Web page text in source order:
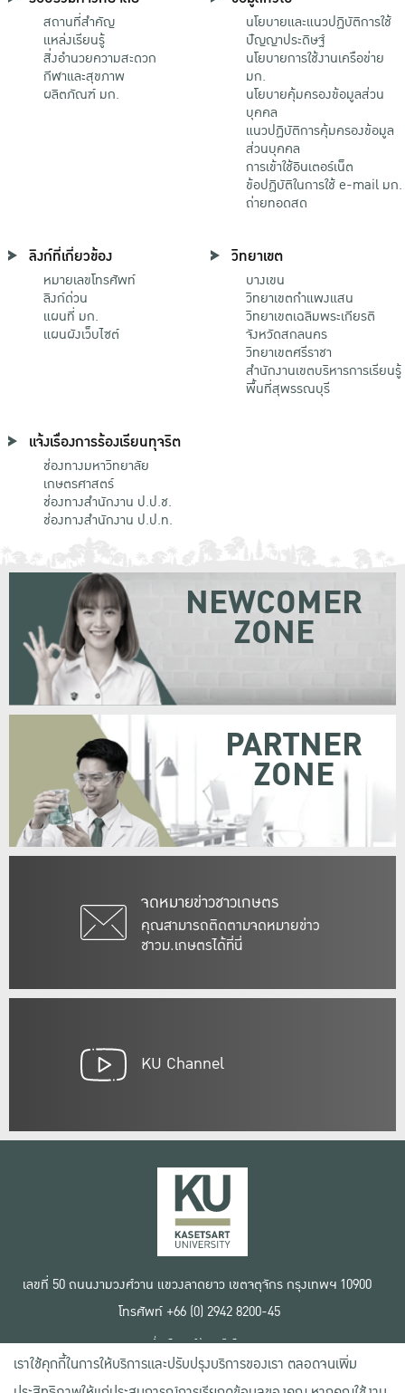
สถานที่สำคัญ
แหล่งเรียนรู้
สิ่งอำนวยความสะดวก
กีฬาและสุขภาพ
ผลิตภัณฑ์ มก.
นโยบายและแนวปฏิบัติการใช้
ปัญญาประดิษฐ์
นโยบายการใช้งานเครือข่าย
มก.
นโยบายคุ้มครองข้อมูลส่วน
บุคคล
แนวปฏิบัติการคุ้มครองข้อมูล
ส่วนบุคคล
การเข้าใช้อินเตอร์เน็ต
ข้อปฏิบัติในการใช้ e-mail มก.
ถ่ายทอดสด
ลิงก์ที่เกี่ยวข้อง
หมายเลขโทรศัพท์
ลิงก์ด่วน
แผนที่ มก.
แผนผังเว็บไซต์
วิทยาเขต
บางเขน
วิทยาเขตกําแพงแสน
วิทยาเขตเฉลิมพระเกียรติ
จังหวัดสกลนคร
วิทยาเขตศรีราชา
สำนักงานเขตบริหารการเรียนรู้
พื้นที่สุพรรณบุรี
แจ้งเรื่องการร้องเรียนทุจริต
ช่องทางมหาวิทยาลัย
เกษตรศาสตร์
ช่องทางสำนักงาน ป.ป.ช.
ช่องทางสำนักงาน ป.ป.ท.
จดหมายข่าวชาวเกษตร
คุณสามารถติดตามจดหมายข่าว
ชาวม.เกษตรได้ที่นี่
NEWCOMER
ZONE
PARTNER
ZONE
KU Channel
เลขที่ 50 ถนนงามวงศ์วาน แขวงลาดยาว เขตจตุจักร กรุงเทพฯ 10900
โทรศัพท์ +66 (0) 2942 8200-45
เงื่อนไขการใช้งานเว็บไซต์
ข้อตกลงด้านสิทธิ์ใช้งาน
นโยบายความเป็นส่วนตัว
เราใช้คุกกี้ในการให้บริการและปรับปรุงบริการของเรา ตลอดจนเพิ่ม